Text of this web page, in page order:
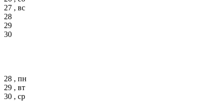
27 , вс
28
29
30
28 , пн
29 , вт
30 , ср